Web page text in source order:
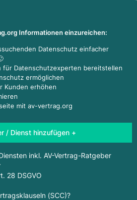
Informationen einzureichen:
Datenschutz einfacher
für Datenschutzexperten bereitstellen
ermöglichen
Kunden erhöhen
mit av-vertrag.org
/ Dienst hinzufügen +
inkl. AV-Vertrag-Ratgeber
28 DSGVO
(SCC)?